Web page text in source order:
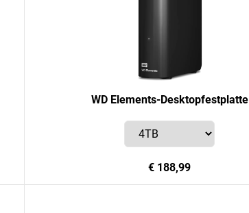
WD Elements-Desktopfestplatte
€ 188,99